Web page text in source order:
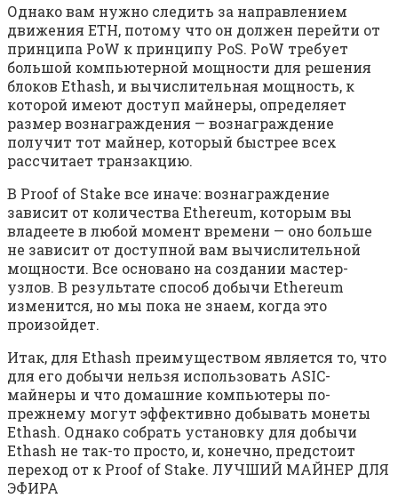
Однако вам нужно следить за направлением
движения ETH, потому что он должен перейти от
принципа PoW к принципу PoS. PoW требует
большой компьютерной мощности для решения
блоков Ethash, и вычислительная мощность, к
которой имеют доступ майнеры, определяет
размер вознаграждения — вознаграждение
получит тот майнер, который быстрее всех
рассчитает транзакцию.
В Proof of Stake все иначе: вознаграждение
зависит от количества Ethereum, которым вы
владеете в любой момент времени — оно больше
не зависит от доступной вам вычислительной
мощности. Все основано на создании мастер-
узлов. В результате способ добычи Ethereum
изменится, но мы пока не знаем, когда это
произойдет.
Итак, для Ethash преимуществом является то, что
для его добычи нельзя использовать ASIC-
майнеры и что домашние компьютеры по-
прежнему могут эффективно добывать монеты
Ethash. Однако собрать установку для добычи
Ethash не так-то просто, и, конечно, предстоит
переход от к Proof of Stake. ЛУЧШИЙ МАЙНЕР ДЛЯ
ЭФИРА